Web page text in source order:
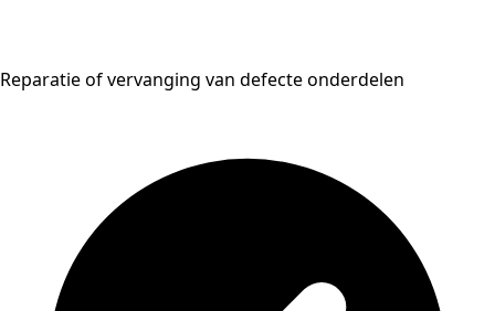
Reparatie of vervanging van defecte onderdelen